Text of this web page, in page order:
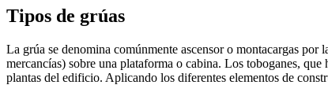
Tipos de grúas
La grúa se denomina comúnmente ascensor o montacargas por
mercancías) sobre una plataforma o cabina. Los toboganes,
plantas del edificio. Aplicando los diferentes elementos de